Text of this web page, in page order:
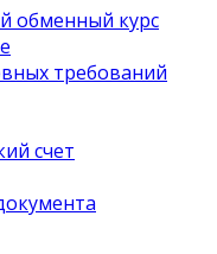
обменный курс
требований
счет